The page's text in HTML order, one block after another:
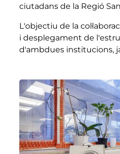
ciutadans de la Regió
L'objectiu de la
i desplegament de
d'ambdues institucions,